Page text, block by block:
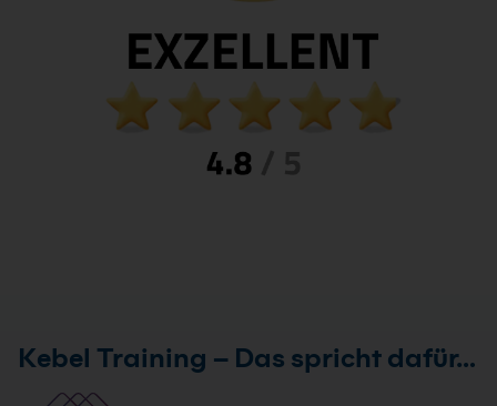
Kebel Training – Das spricht dafür…